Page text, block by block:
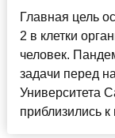
Главная цель
2 в клетки
человек.
задачи перед
Университета
приблизились